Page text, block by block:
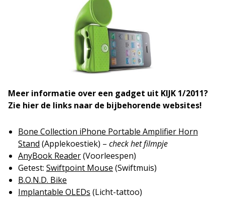
Meer informatie over een gadget uit KIJK 1/2011?
Zie hier de links naar de bijbehorende websites!
Bone Collection iPhone Portable Amplifier Horn
Stand (Applekoestiek) – check het filmpje
AnyBook Reader(Voorleespen)
Getest: Swiftpoint Mouse (Swiftmuis)
B.O.N.D. Bike
Implantable OLEDs (Licht-tattoo)